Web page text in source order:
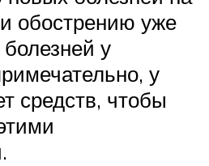
обострению уже
у
у
средств, чтобы